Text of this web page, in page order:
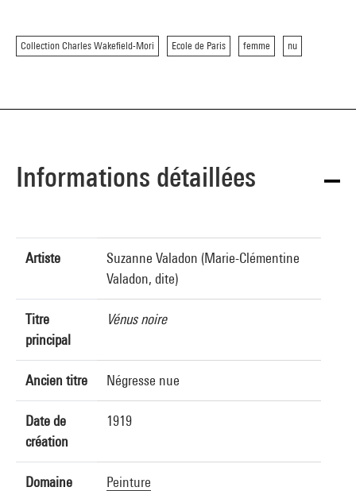
Collection Charles Wakefield-Mori Ecole de Paris femme nu
Informations détaillées
Artiste
Suzanne Valadon (Marie-Clémentine
Valadon, dite)
Titre
principal
Vénus noire
Ancien titre Négresse nue
Date de
création
1919
Domaine Peinture